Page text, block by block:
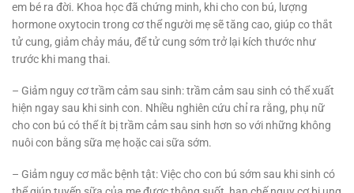
em bé ra đời. Khoa học đã chứng minh, khi cho con bú, lượng
hormone oxytocin trong cơ thể người mẹ sẽ tăng cao, giúp co thắt
tử cung, giảm chảy máu, để tử cung sớm trở lại kích thước như
trước khi mang thai.
– Giảm nguy cơ trầm cảm sau sinh: trầm cảm sau sinh có thể xuất
hiện ngay sau khi sinh con. Nhiều nghiên cứu chỉ ra rằng, phụ nữ
cho con bú có thể ít bị trầm cảm sau sinh hơn so với những không
nuôi con bằng sữa mẹ hoặc cai sữa sớm.
– Giảm nguy cơ mắc bệnh tật: Việc cho con bú sớm sau khi sinh có